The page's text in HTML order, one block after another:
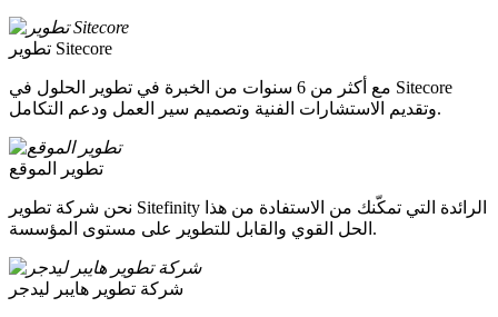
تطوير Sitecore
مع أكثر من 6 سنوات من الخبرة في تطوير الحلول في Sitecore
وتقديم الاستشارات الفنية وتصميم سير العمل ودعم التكامل.
تطوير الموقع
نحن شركة تطوير Sitefinity الرائدة التي تمكّنك من الاستفادة من هذا
الحل القوي والقابل للتطوير على مستوى المؤسسة.
شركة تطوير هايبر ليدجر